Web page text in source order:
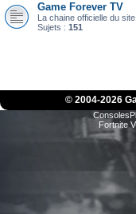
Game Forever TV
La chaine officielle du site
Sujets : 151
© 2004-2026
Fortnite